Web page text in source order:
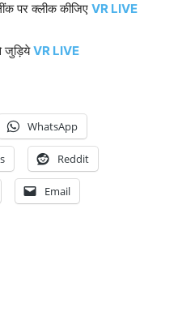
पर क्लीक कीजिए VR LIVE
जुड़ियेVR LIVE
WhatsApp
Reddit
Email